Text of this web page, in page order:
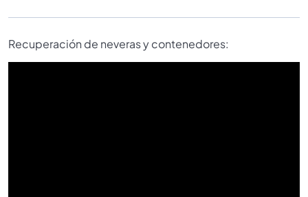
Recuperación de neveras y contenedores: